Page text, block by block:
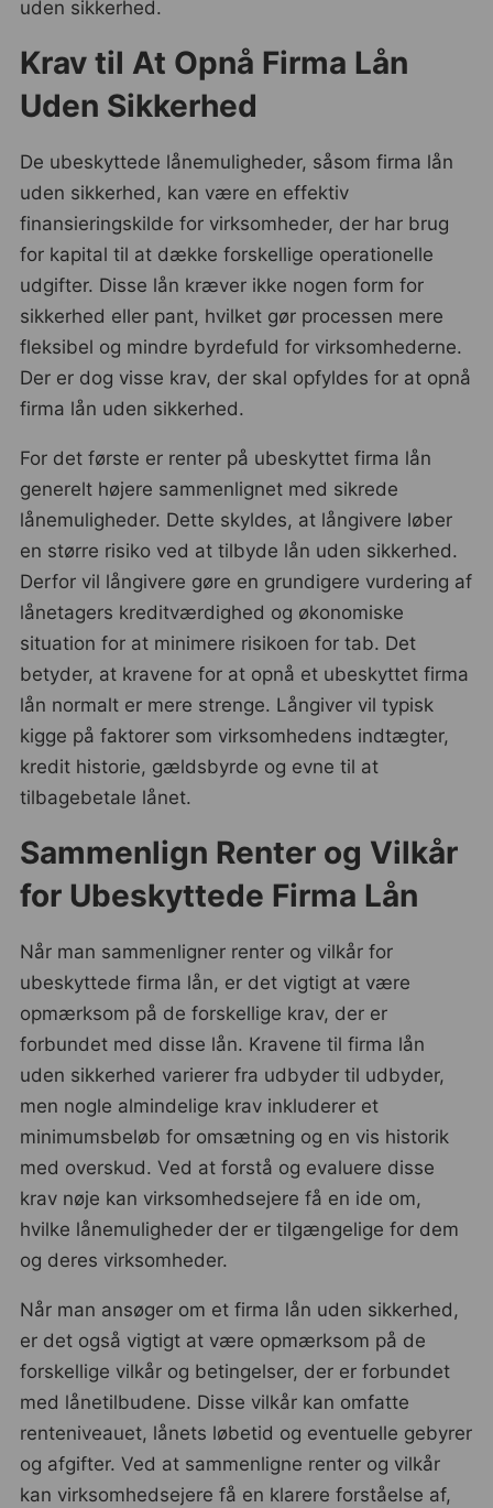
uden sikkerhed.
Krav til At Opnå Firma Lån
Uden Sikkerhed
De ubeskyttede lånemuligheder, såsom firma lån
uden sikkerhed, kan være en effektiv
finansieringskilde for virksomheder, der har brug
for kapital til at dække forskellige operationelle
udgifter. Disse lån kræver ikke nogen form for
sikkerhed eller pant, hvilket gør processen mere
fleksibel og mindre byrdefuld for virksomhederne.
Der er dog visse krav, der skal opfyldes for at opnå
firma lån uden sikkerhed.
For det første er renter på ubeskyttet firma lån
generelt højere sammenlignet med sikrede
lånemuligheder. Dette skyldes, at långivere løber
en større risiko ved at tilbyde lån uden sikkerhed.
Derfor vil långivere gøre en grundigere vurdering af
lånetagers kreditværdighed og økonomiske
situation for at minimere risikoen for tab. Det
betyder, at kravene for at opnå et ubeskyttet firma
lån normalt er mere strenge. Långiver vil typisk
kigge på faktorer som virksomhedens indtægter,
kredit historie, gældsbyrde og evne til at
tilbagebetale lånet.
Sammenlign Renter og Vilkår
for Ubeskyttede Firma Lån
Når man sammenligner renter og vilkår for
ubeskyttede firma lån, er det vigtigt at være
opmærksom på de forskellige krav, der er
forbundet med disse lån. Kravene til firma lån
uden sikkerhed varierer fra udbyder til udbyder,
men nogle almindelige krav inkluderer et
minimumsbeløb for omsætning og en vis historik
med overskud. Ved at forstå og evaluere disse
krav nøje kan virksomhedsejere få en ide om,
hvilke lånemuligheder der er tilgængelige for dem
og deres virksomheder.
Når man ansøger om et firma lån uden sikkerhed,
er det også vigtigt at være opmærksom på de
forskellige vilkår og betingelser, der er forbundet
med lånetilbudene. Disse vilkår kan omfatte
renteniveauet, lånets løbetid og eventuelle gebyrer
og afgifter. Ved at sammenligne renter og vilkår
kan virksomhedsejere få en klarere forståelse af,